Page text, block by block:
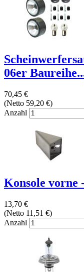
06er
70,45 €
(Netto 59,20 €)
Anzahl
Konsole vorne
13,70 €
(Netto 11,51 €)
Anzahl